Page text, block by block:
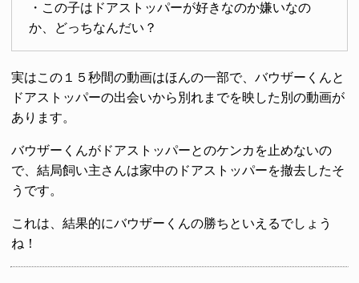
・この子はドアストッパーが好きなのか嫌いなの
か、どっちなんだい？
実はこの１５秒間の動画はほんの一部で、バウザーくんと
ドアストッパーの出会いから別れまでを映した別の動画が
あります。
バウザーくんがドアストッパーとのケンカを止めないの
で、結局飼い主さんは家中のドアストッパーを撤去したそ
うです。
これは、結果的にバウザーくんの勝ちといえるでしょう
ね！